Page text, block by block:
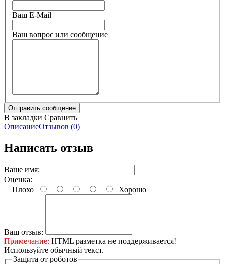
Ваш E-Mail
Ваш вопрос или сообщение
В закладки Сравнить
ОписаниеОтзывов (0)
Написать отзыв
Ваше имя:
Оценка:
Плохо
Хорошо
Ваш отзыв:
Примечание: HTML разметка не поддерживается!
Используйте обычный текст.
Защита от роботов